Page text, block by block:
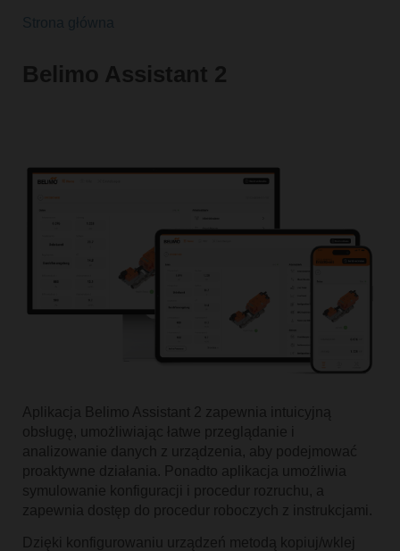
Belimo Assistant 2
Aplikacja Belimo Assistant 2 zapewnia intuicyjną
obsługę, umożliwiając łatwe przeglądanie i
analizowanie danych z urządzenia, aby podejmować
proaktywne działania. Ponadto aplikacja umożliwia
symulowanie konfiguracji i procedur rozruchu, a
zapewnia dostęp do procedur roboczych z instrukcjami.
Dzięki konfigurowaniu urządzeń metodą kopiuj/wklej